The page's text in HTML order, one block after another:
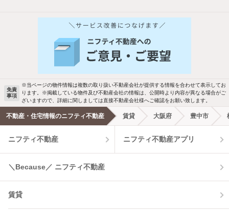
免責
事項
※当ページの物件情報は複数の取り扱い不動産会社が提供する情報を合わせて表示してお
ります。※掲載している物件及び不動産会社の情報は、公開時より内容が異なる場合がご
ざいますので、詳細に関しましては直接不動産会社様へご確認をお願い致します。
不動産・住宅情報のニフティ不動産 賃貸 大阪府 豊中市
ニフティ不動産 ニフティ不動産アプリ
＼Because／ ニフティ不動産
賃貸